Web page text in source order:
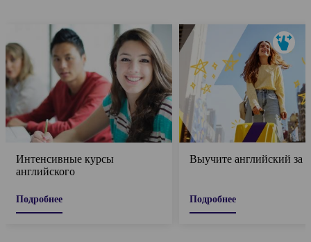
Интенсивные курсы
английского
Подробнее
Выучите английский за
Подробнее